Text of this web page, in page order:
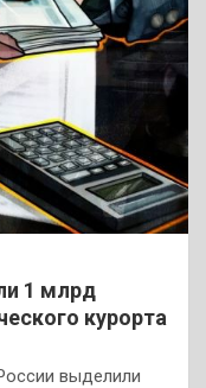
1 млрд
курорта
выделили